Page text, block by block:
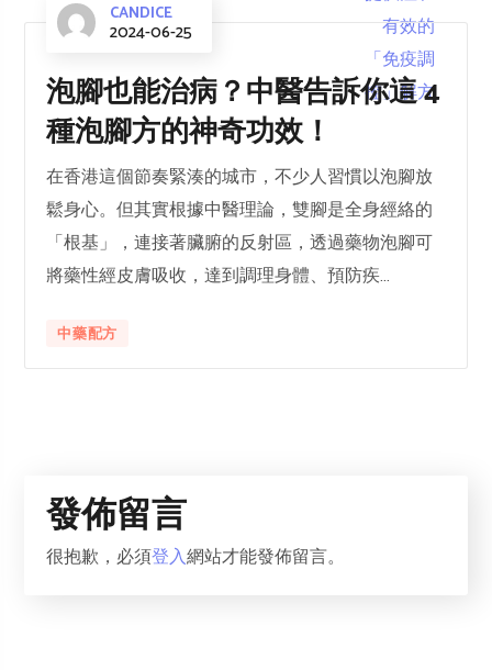
CANDICE
2024-06-25
泡腳也能治病？中醫告訴你這 4
種泡腳方的神奇功效！
在香港這個節奏緊湊的城市，不少人習慣以泡腳放
鬆身心。但其實根據中醫理論，雙腳是全身經絡的
「根基」，連接著臟腑的反射區，透過藥物泡腳可
將藥性經皮膚吸收，達到調理身體、預防疾...
中藥配方
發佈留言
很抱歉，必須登入網站才能發佈留言。